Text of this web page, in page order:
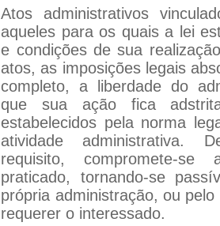
Atos administrativos
aqueles para os quais a lei
e condições de sua
atos, as imposições legais
completo, a liberdade do
que sua ação fica
estabelecidos pela norma
atividade administrativa.
requisito, compromete-
praticado, tornando-se
própria administração, ou
requerer o interessado.